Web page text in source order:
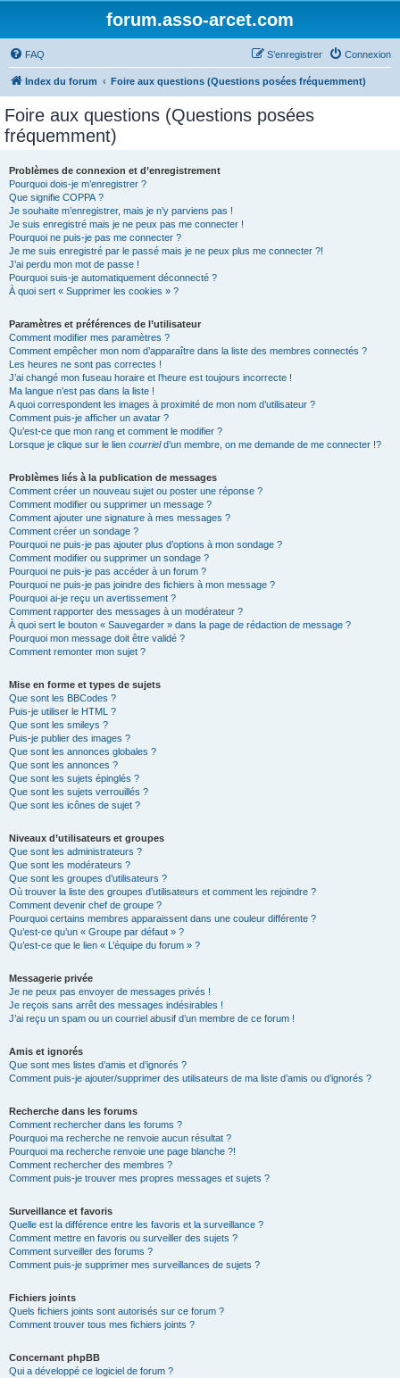
forum.asso-arcet.com
FAQ Connexion
S’enregistrer
Index du forum Foire aux questions (Questions posées fréquemment)
Foire aux questions (Questions posées
fréquemment)
Problèmes de connexion et d’enregistrement
Pourquoi dois-je m’enregistrer ?
Que signifie COPPA ?
Je souhaite m’enregistrer, mais je n’y parviens pas !
Je suis enregistré mais je ne peux pas me connecter !
Pourquoi ne puis-je pas me connecter ?
Je me suis enregistré par le passé mais je ne peux plus me connecter ?!
J’ai perdu mon mot de passe !
Pourquoi suis-je automatiquement déconnecté ?
À quoi sert « Supprimer les cookies » ?
Paramètres et préférences de l’utilisateur
Comment modifier mes paramètres ?
Comment empêcher mon nom d’apparaître dans la liste des membres connectés ?
Les heures ne sont pas correctes !
J’ai changé mon fuseau horaire et l’heure est toujours incorrecte !
Ma langue n’est pas dans la liste !
A quoi correspondent les images à proximité de mon nom d’utilisateur ?
Comment puis-je afficher un avatar ?
Qu’est-ce que mon rang et comment le modifier ?
Lorsque je clique sur le lien courrield’un membre, on me demande de me connecter !?
Problèmes liés à la publication de messages
Comment créer un nouveau sujet ou poster une réponse ?
Comment modifier ou supprimer un message ?
Comment ajouter une signature à mes messages ?
Comment créer un sondage ?
Pourquoi ne puis-je pas ajouter plus d’options à mon sondage ?
Comment modifier ou supprimer un sondage ?
Pourquoi ne puis-je pas accéder à un forum ?
Pourquoi ne puis-je pas joindre des fichiers à mon message ?
Pourquoi ai-je reçu un avertissement ?
Comment rapporter des messages à un modérateur ?
À quoi sert le bouton « Sauvegarder » dans la page de rédaction de message ?
Pourquoi mon message doit être validé ?
Comment remonter mon sujet ?
Mise en forme et types de sujets
Que sont les BBCodes ?
Puis-je utiliser le HTML ?
Que sont les smileys ?
Puis-je publier des images ?
Que sont les annonces globales ?
Que sont les annonces ?
Que sont les sujets épinglés ?
Que sont les sujets verrouillés ?
Que sont les icônes de sujet ?
Niveaux d’utilisateurs et groupes
Que sont les administrateurs ?
Que sont les modérateurs ?
Que sont les groupes d’utilisateurs ?
Où trouver la liste des groupes d’utilisateurs et comment les rejoindre ?
Comment devenir chef de groupe ?
Pourquoi certains membres apparaissent dans une couleur différente ?
Qu’est-ce qu’un « Groupe par défaut » ?
Qu’est-ce que le lien « L’équipe du forum » ?
Messagerie privée
Je ne peux pas envoyer de messages privés !
Je reçois sans arrêt des messages indésirables !
J’ai reçu un spam ou un courriel abusif d’un membre de ce forum !
Amis et ignorés
Que sont mes listes d’amis et d’ignorés ?
Comment puis-je ajouter/supprimer des utilisateurs de ma liste d’amis ou d’ignorés ?
Recherche dans les forums
Comment rechercher dans les forums ?
Pourquoi ma recherche ne renvoie aucun résultat ?
Pourquoi ma recherche renvoie une page blanche ?!
Comment rechercher des membres ?
Comment puis-je trouver mes propres messages et sujets ?
Surveillance et favoris
Quelle est la différence entre les favoris et la surveillance ?
Comment mettre en favoris ou surveiller des sujets ?
Comment surveiller des forums ?
Comment puis-je supprimer mes surveillances de sujets ?
Fichiers joints
Quels fichiers joints sont autorisés sur ce forum ?
Comment trouver tous mes fichiers joints ?
Concernant phpBB
Qui a développé ce logiciel de forum ?